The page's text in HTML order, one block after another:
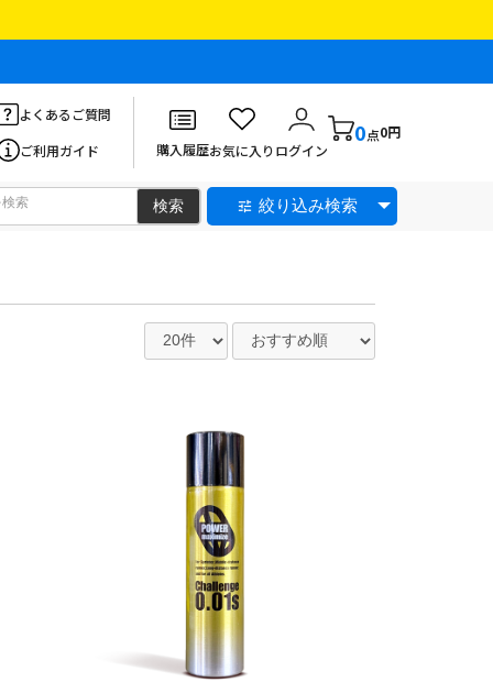
よくあるご質問
ご利用ガイド
購入履歴お気に入りログイン
0点0円
絞り込み検索